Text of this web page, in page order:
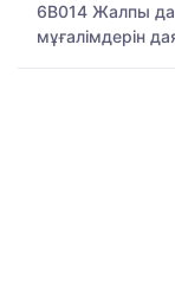
6B014 Жалпы
мұғалімдерін